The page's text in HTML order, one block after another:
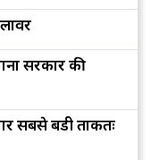
सरकार की
सबसे बडी ताकतः